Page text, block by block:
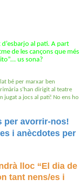
al pati. A part
de les cançons que més
us sona?
bé per marxar ben
s’han dirigit al teatre
jugat a jocs al pati! No ens ho
per avorrir-nos!
i anècdotes per
lloc “El dia de
tant nens/es i